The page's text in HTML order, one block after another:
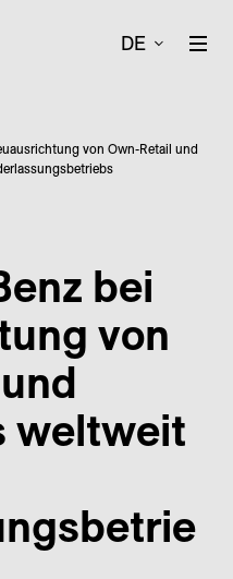
DE
von Own-Retail und
bei
von
weltweit